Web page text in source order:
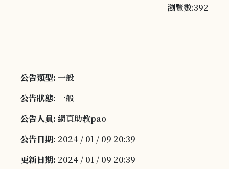
瀏覽數:392
公告類型: 一般
公告狀態: 一般
公告人員: 網頁助教pao
公告日期: 2024 / 01 / 09 20:39
更新日期: 2024 / 01 / 09 20:39